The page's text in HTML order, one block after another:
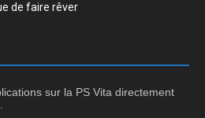
de faire rêver
sur la PS Vita directement